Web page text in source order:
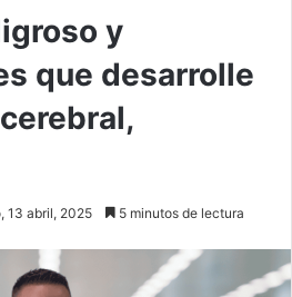
y
que desarrolle
13 abril, 2025 5 minutos de lectura